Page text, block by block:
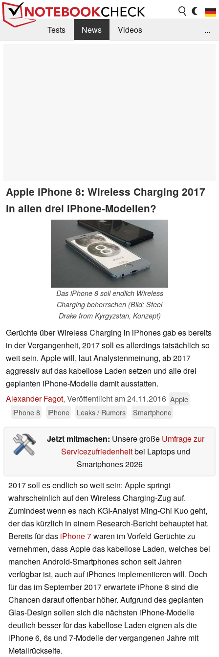
Tests News
Videos
...
Apple iPhone 8: Wireless Charging 2017
in allen drei iPhone-Modellen?
Das iPhone 8 soll endlich Wireless
Charging beherrschen (Bild: Steel
Drake from Kyrgyzstan, Konzept)
Gerüchte über Wireless Charging in iPhones gab es bereits
in der Vergangenheit, 2017 soll es allerdings tatsächlich so
weit sein. Apple will, laut Analystenmeinung, ab 2017
aggressiv auf das kabellose Laden setzen und alle drei
geplanten iPhone-Modelle damit ausstatten.
Alexander Fagot, Veröffentlicht am24.11.2016 Apple
iPhone 8
iPhone Leaks / Rumors Smartphone
Jetzt mitmachen: Unsere große Umfrage zur
Servicezufriedenheitbei Laptops und
Smartphones 2026
2017 soll es endlich so weit sein: Apple springt
wahrscheinlich auf den Wireless Charging-Zug auf.
Zumindest wenn es nach KGI-Analyst Ming-Chi Kuo geht,
der das kürzlich in einem Research-Bericht behauptet hat.
Bereits für das iPhone 7waren im Vorfeld Gerüchte zu
vernehmen, dass Apple das kabellose Laden, welches bei
manchen Android-Smartphones schon seit Jahren
verfügbar ist, auch auf iPhones implementieren will. Doch
für das im September 2017 erwartete iPhone 8 sind die
Chancen darauf offenbar höher. Aufgrund des geplanten
Glas-Design sollen sich die nächsten iPhone-Modelle
deutlich besser für das kabellose Laden eignen als die
iPhone 6, 6s und 7-Modelle der vergangenen Jahre mit
Metallrückseite.